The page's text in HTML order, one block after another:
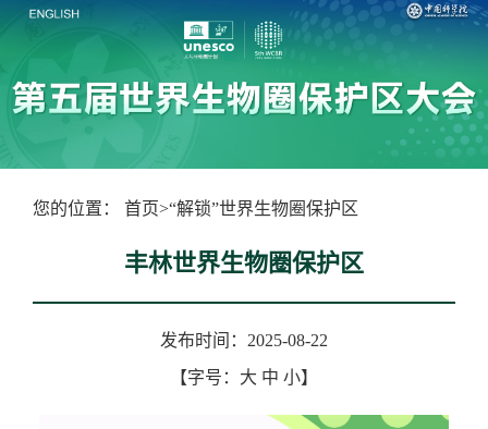
您的位置： 首页>“解锁”世界生物圈保护区
丰林世界生物圈保护区
发布时间：2025-08-22
【字号： 大 中 小】